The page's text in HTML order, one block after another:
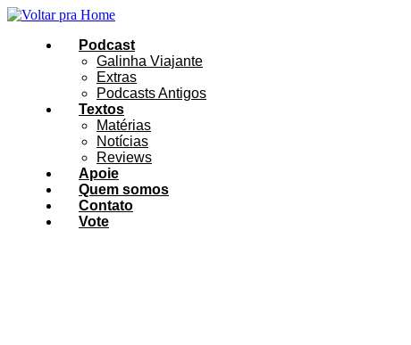
Ir
Podcast
Galinha Viajante
Extras
Podcasts Antigos
Textos
Matérias
Notícias
Reviews
Apoie
Quem somos
Contato
Vote